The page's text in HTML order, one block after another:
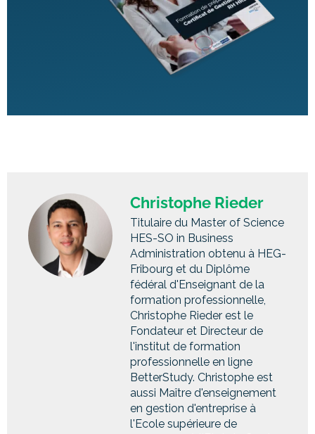
Christophe Rieder
Titulaire du Master of Science
HES-SO in Business
Administration obtenu à HEG-
Fribourg et du Diplôme
fédéral d'Enseignant de la
formation professionnelle,
Christophe Rieder est le
Fondateur et Directeur de
l'institut de formation
professionnelle en ligne
BetterStudy. Christophe est
aussi Maître d'enseignement
en gestion d'entreprise à
l'Ecole supérieure de